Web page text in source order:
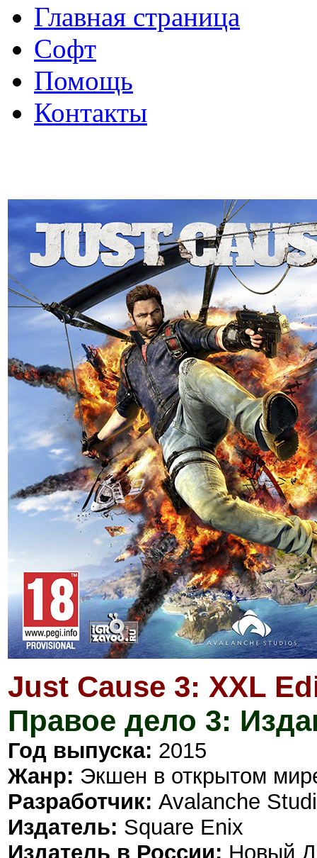
Главная страница
Софт
Помощь
Контакты
Just Cause 3: XXL
Правое дело 3:
Год выпуска: 2015
Жанр: Экшен в открытом
Разработчик: Avalanche
Издатель: Square Enix
Издатель в России: Новый